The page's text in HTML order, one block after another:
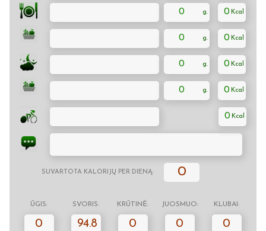
0 0
0 0
0 0
0 0
0
SUVARTOTA KALORIJŲ PER DIENĄ: 0
ŪGIS: SVORIS: KRŪTINĖ: JUOSMUO: KLUBAI:
0 94.8 0 0 0